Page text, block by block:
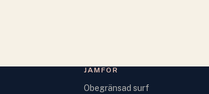
JÄMFÖR
Obegränsad surf